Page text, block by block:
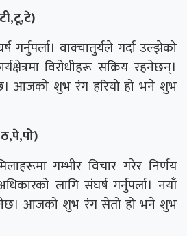
गर्नुपर्ला। वाक्चातुर्यले गर्दा उल्झेको
विरोधीहरू सक्रिय रहनेछन्।
आजको शुभ रंग हरियो हो भने शुभ
गम्भीर विचार गरेर निर्णय
लागि संघर्ष गर्नुपर्ला। नयाँ
आजको शुभ रंग सेतो हो भने शुभ